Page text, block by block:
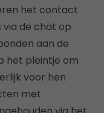
het contact
via de chat op
aan de
het pleintje om
voor hen
met